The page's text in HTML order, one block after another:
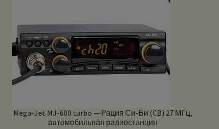
Mega-Jet MJ-600 turbo — Рация Си-Би (CB) 27 МГц,
автомобильная радиостанция